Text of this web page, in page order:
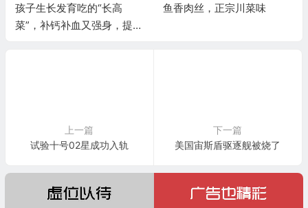
孩子生长发育吃的“长高
菜”，补钙补血又强身，提高
鱼香肉丝，正宗川菜味
上一篇
试验十号02星成功入轨
下一篇
美国宙斯盾驱逐舰被烧了